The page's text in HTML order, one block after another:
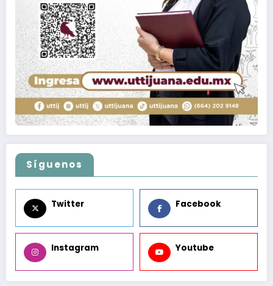
Síguenos
Twitter Facebook
Instagram Youtube